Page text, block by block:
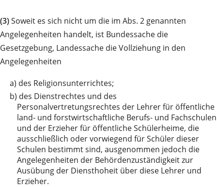
(3)Soweit es sich nicht um die im Abs. 2 genannten
Angelegenheiten handelt, ist Bundessache die
Gesetzgebung, Landessache die Vollziehung in den
Angelegenheiten
a) des Religionsunterrichtes;
b) des Dienstrechtes und des
Personalvertretungsrechtes der Lehrer für öffentliche
land- und forstwirtschaftliche Berufs- und Fachschulen
und der Erzieher für öffentliche Schülerheime, die
ausschließlich oder vorwiegend für Schüler dieser
Schulen bestimmt sind, ausgenommen jedoch die
Angelegenheiten der Behördenzuständigkeit zur
Ausübung der Diensthoheit über diese Lehrer und
Erzieher.